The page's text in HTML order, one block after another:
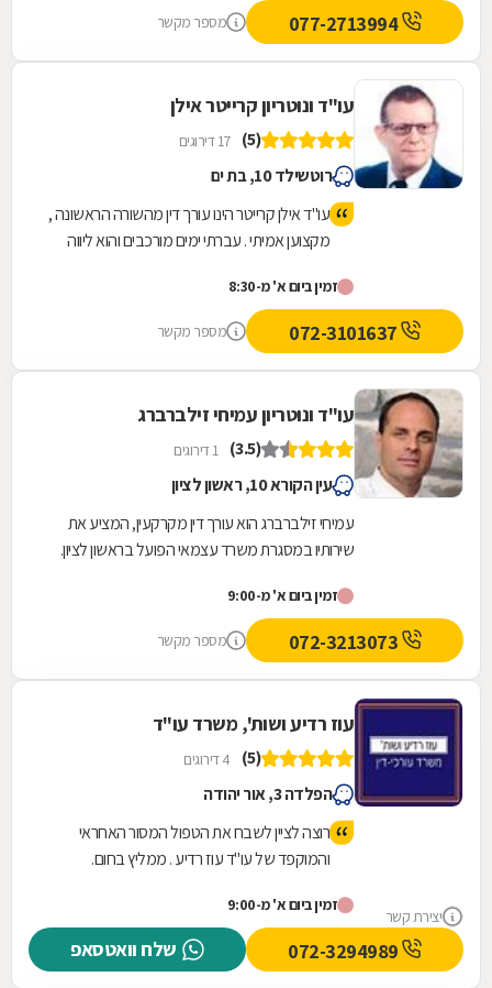
077-2713994 מספר מקשר
עו"ד ונוטריון קרייטר אילן
(5) 17 דירוגים
רוטשילד 10, בת ים
עו"ד אילן קרייטר הינו עורך דין מהשורה הראשונה ,
מקצוען אמיתי . עברתי ימים מורכבים והוא ליווה
מלא במקרה. היה זמין עבורי תמיד גם בשעות לא
שיגרתיות ואפילו בשבת . כל עצה שלו שווה זהב .
נתן לי שקט ורוגע נפשי לעבור ימים מורכבים
וסוערים. אילן תודה מקרב לב ומאחל לך בריאות
ולכל כך הרבה אנשים .
זמין ביום א' מ-8:30
מספר מקשר
עו"ד ונוטריון עמיחי זילברברג
(3.5) 1 דירוגים
עין הקורא 10, ראשון לציון
עמיחי זילברברג הוא עורך דין מקרקעין, המציע את
שירותיו במסגרת משרד עצמאי הפועל בראשון לציון.
בכל...זמין ביום א' מ-9:00
מספר מקשר
יצירת קשר
עוז רדיע ושות', משרד עו"ד
(5) 4 דירוגים
הפלדה 3, אור יהודה
רוצה לציין לשבח את הטפול המסור האחראי
והמוקפד של עו"ד עוז רדיע . ממליץ בחום.
זמין ביום א' מ-9:00
שלח וואטסאפ